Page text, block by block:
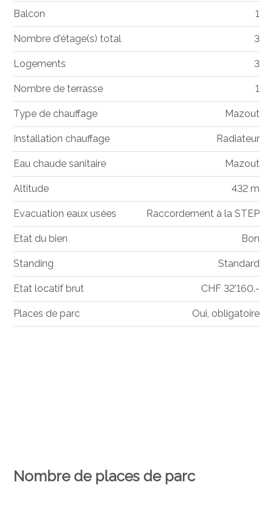
Balcon 1
Nombre d'étage(s) total 3
Logements 3
Nombre de terrasse 1
Type de chauffage Mazout
Installation chauffage Radiateur
Eau chaude sanitaire Mazout
Altitude 432 m
Evacuation eaux usées Raccordement à la STEP
Etat du bien Bon
Standing Standard
Etat locatif brut CHF 32'160.-
Places de parc Oui, obligatoire
Nombre de places de parc